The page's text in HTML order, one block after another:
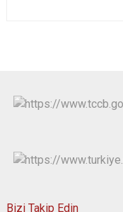
Bizi Takip Edin